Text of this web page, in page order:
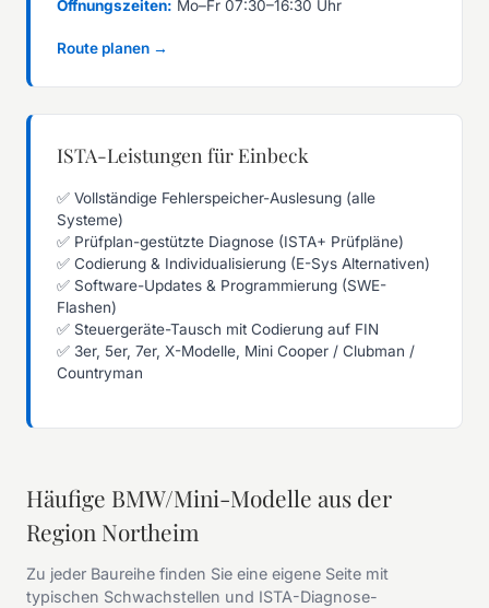
Öffnungszeiten: Mo–Fr 07:30–16:30 Uhr
Route planen →
ISTA-Leistungen für Einbeck
✅ Vollständige Fehlerspeicher-Auslesung (alle
Systeme)
✅ Prüfplan-gestützte Diagnose (ISTA+ Prüfpläne)
✅ Codierung & Individualisierung (E-Sys Alternativen)
✅ Software-Updates & Programmierung (SWE-
Flashen)
✅ Steuergeräte-Tausch mit Codierung auf FIN
✅ 3er, 5er, 7er, X-Modelle, Mini Cooper / Clubman /
Countryman
Häufige BMW/Mini-Modelle aus der
Region Northeim
Zu jeder Baureihe finden Sie eine eigene Seite mit
typischen Schwachstellen und ISTA-Diagnose-